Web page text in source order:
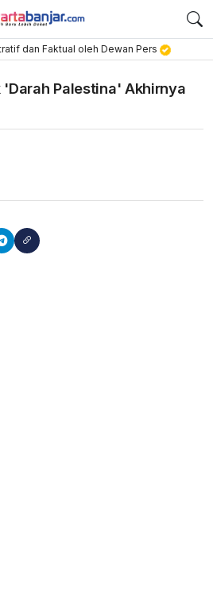
dan Faktual oleh Dewan Pers
'Darah Palestina' Akhirnya